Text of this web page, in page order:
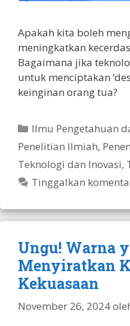
Apakah kita boleh
meningkatkan
Bagaimana jika
untuk menciptakan
keinginan orang tua?
Kategori
Ilmu Pengetahuan
Penelitian Ilmiah,
Teknologi dan Inovasi,
Tinggalkan
Ungu! Warna
Menyiratkan
Kekuasaan
November 26, 2024